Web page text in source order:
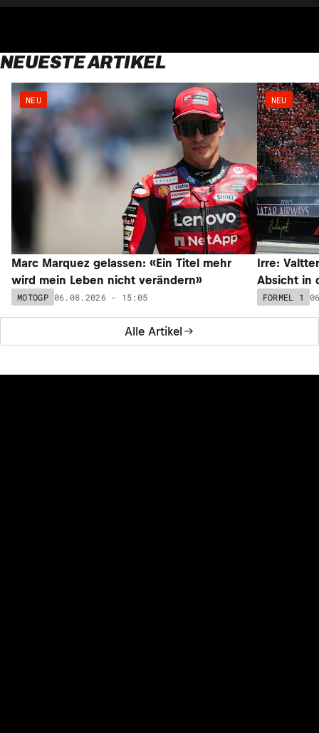
NEUESTE ARTIKEL
Alle Artikel
NEU
Marc Marquez gelassen: «Ein Titel mehr
wird mein Leben nicht verändern»
MOTOGP 06.08.2026 - 15:05
NEU
Irre:
Absicht in
FORMEL 1